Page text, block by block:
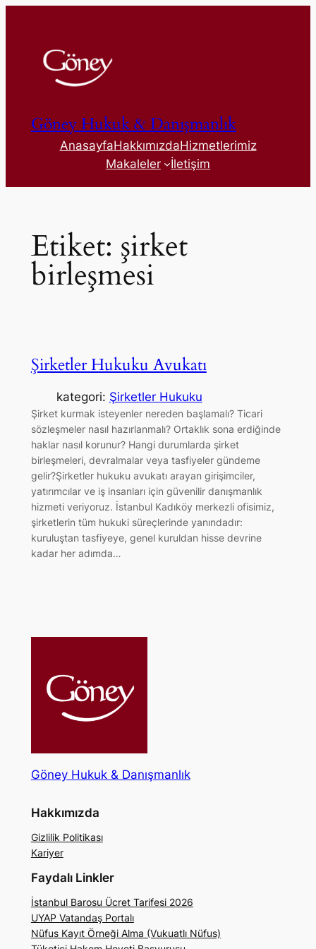
Göney Hukuk & Danışmanlık
AnasayfaHakkımızdaHizmetlerimiz
Makaleler
İletişim
Etiket: şirket
birleşmesi
Şirketler Hukuku Avukatı
kategori: Şirketler Hukuku
Şirket kurmak isteyenler nereden başlamalı? Ticari
sözleşmeler nasıl hazırlanmalı? Ortaklık sona erdiğinde
haklar nasıl korunur? Hangi durumlarda şirket
birleşmeleri, devralmalar veya tasfiyeler gündeme
gelir?Şirketler hukuku avukatı arayan girişimciler,
yatırımcılar ve iş insanları için güvenilir danışmanlık
hizmeti veriyoruz. İstanbul Kadıköy merkezli ofisimiz,
şirketlerin tüm hukuki süreçlerinde yanındadır:
kuruluştan tasfiyeye, genel kuruldan hisse devrine
kadar her adımda…
Göney Hukuk & Danışmanlık
Hakkımızda
Gizlilik Politikası
Kariyer
Faydalı Linkler
İstanbul Barosu Ücret Tarifesi 2026
UYAP Vatandaş Portalı
Nüfus Kayıt Örneği Alma (Vukuatlı Nüfus)